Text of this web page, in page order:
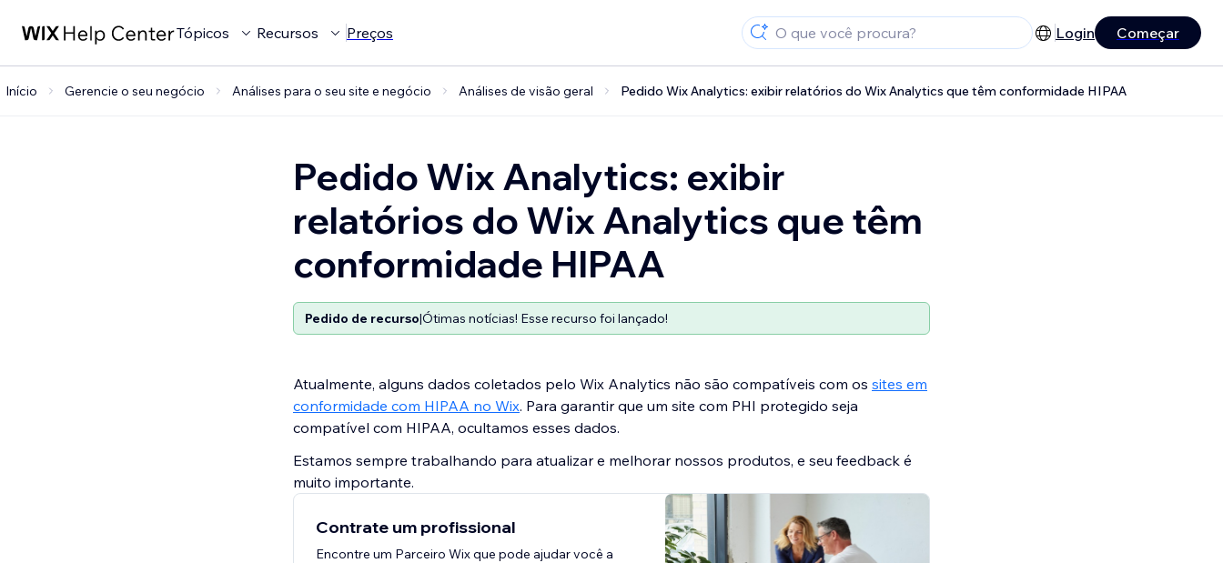
Tópicos Recursos Preços Login Começar
Início Gerencie o seu negócio Análises para o seu site e negócio Análises de visão geral Pedido Wix Analytics: exibir relatórios do Wix Analytics que têm conformidade HIPAA
Pedido Wix Analytics: exibir
relatórios do Wix Analytics que têm
conformidade HIPAA
Pedido de recurso|Ótimas notícias! Esse recurso foi lançado!
Atualmente, alguns dados coletados pelo Wix Analytics não são compatíveis com os sites em
conformidade com HIPAA no Wix. Para garantir que um site com PHI protegido seja
compatível com HIPAA, ocultamos esses dados.
Estamos sempre trabalhando para atualizar e melhorar nossos produtos, e seu feedback é
muito importante.
Contrate um profissional
Encontre um Parceiro Wix que pode ajudar você a